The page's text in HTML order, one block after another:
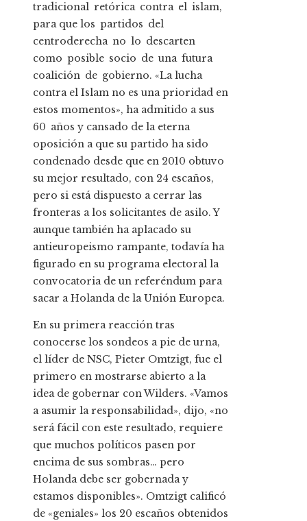
tradicional retórica contra el islam,
para que los partidos del
centroderecha no lo descarten
como posible socio de una futura
coalición de gobierno. «La lucha
contra el Islam no es una prioridad en
estos momentos», ha admitido a sus
60 años y cansado de la eterna
oposición a que su partido ha sido
condenado desde que en 2010 obtuvo
su mejor resultado, con 24 escaños,
pero si está dispuesto a cerrar las
fronteras a los solicitantes de asilo. Y
aunque también ha aplacado su
antieuropeismo rampante, todavía ha
figurado en su programa electoral la
convocatoria de un referéndum para
sacar a Holanda de la Unión Europea.
En su primera reacción tras
conocerse los sondeos a pie de urna,
el líder de NSC, Pieter Omtzigt, fue el
primero en mostrarse abierto a la
idea de gobernar con Wilders. «Vamos
a asumir la responsabilidad», dijo, «no
será fácil con este resultado, requiere
que muchos políticos pasen por
encima de sus sombras… pero
Holanda debe ser gobernada y
estamos disponibles». Omtzigt calificó
de «geniales» los 20 escaños obtenidos